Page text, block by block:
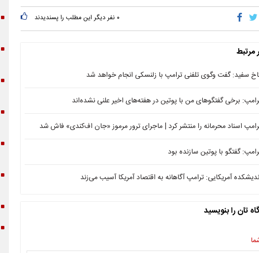
۰ نفر دیگر این مطلب را پسندیدند
مرتبط
سفید: گفت وگوی تلفنی ترامپ با زلنسکی انجام خواهد شد
برخی گفتگوهای من با پوتین در هفته‌های اخیر علنی نشده‌اند
اسناد محرمانه را منتشر کرد | ماجرای ترور مرموز «جان اف‌کندی» فاش شد
گفتگو با پوتین سازنده بود
آمریکایی: ترامپ آگاهانه به اقتصاد آمریکا آسیب می‌زند
تان را بنویسید